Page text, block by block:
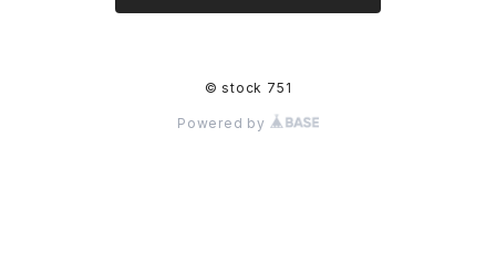
© stock 751
Powered by